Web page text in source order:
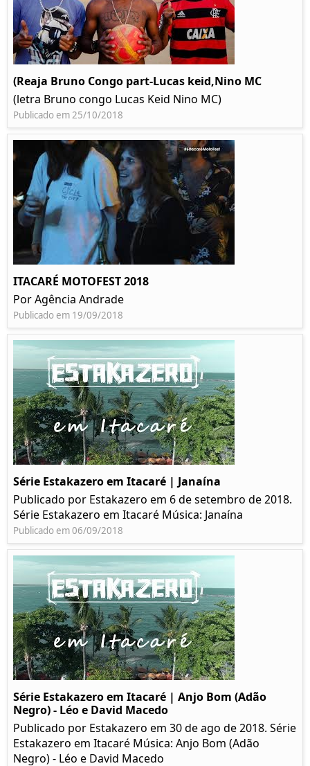
(Reaja Bruno Congo part-Lucas keid,Nino MC
(letra Bruno congo Lucas Keid Nino MC)
Publicado em 25/10/2018
ITACARÉ MOTOFEST 2018
Por Agência Andrade
Publicado em 19/09/2018
Série Estakazero em Itacaré | Janaína
Publicado por Estakazero em 6 de setembro de 2018.
Série Estakazero em Itacaré Música: Janaína
Publicado em 06/09/2018
Série Estakazero em Itacaré | Anjo Bom (Adão
Negro) - Léo e David Macedo
Publicado por Estakazero em 30 de ago de 2018. Série
Estakazero em Itacaré Música: Anjo Bom (Adão
Negro) - Léo e David Macedo